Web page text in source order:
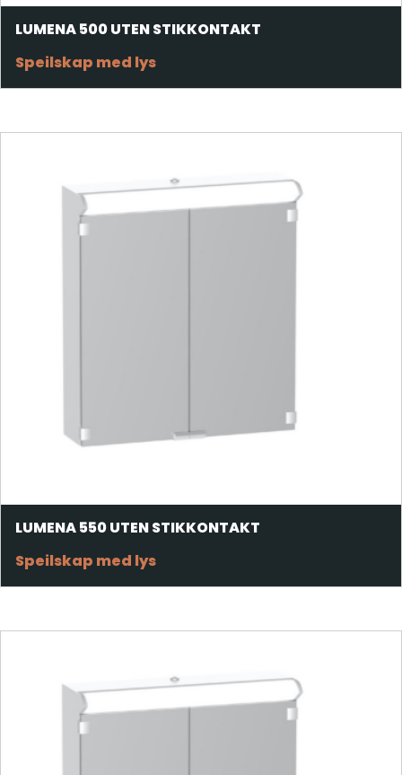
LUMENA 500 UTEN STIKKONTAKT
Speilskap med lys
LUMENA 550 UTEN STIKKONTAKT
Speilskap med lys